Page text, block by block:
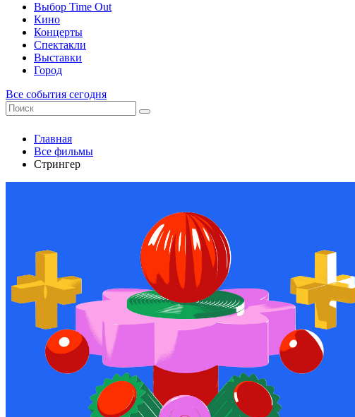
Выбор Time Out
Кино
Концерты
Спектакли
Выставки
Город
Все события сегодня
Главная
Все фильмы
Стрингер